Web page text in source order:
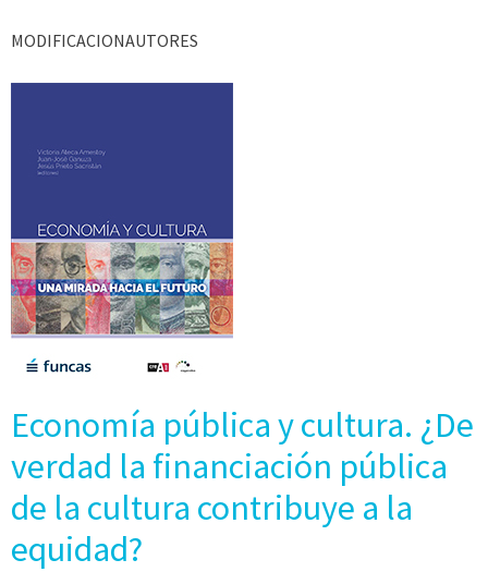
MODIFICACIONAUTORES
Economía pública y cultura. ¿De
verdad la financiación pública
de la cultura contribuye a la
equidad?